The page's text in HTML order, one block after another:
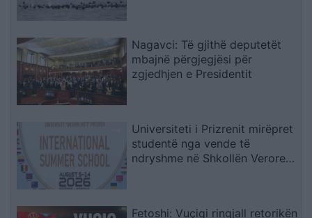
Nagavci: Të gjithë deputetët
mbajnë përgjegjësi për
zgjedhjen e Presidentit
Universiteti i Prizrenit mirëpret
studentë nga vende të
ndryshme në Shkollën Verore
Fetoshi: Vuçiqi ringjall retorikën